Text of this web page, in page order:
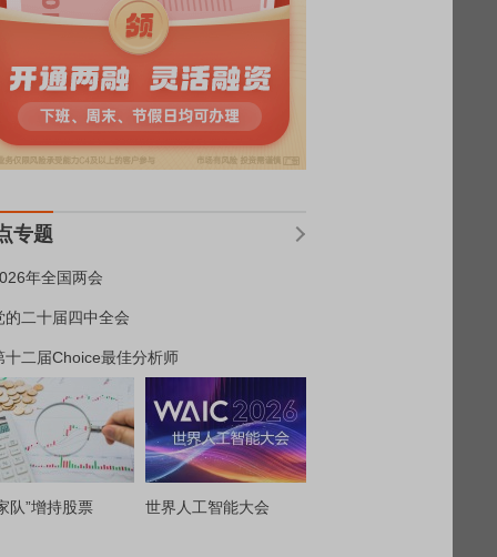
专题
年全国两会
的二十届四中全会
十二届Choice最佳分析师
队”增持股票 世界人工智能大会